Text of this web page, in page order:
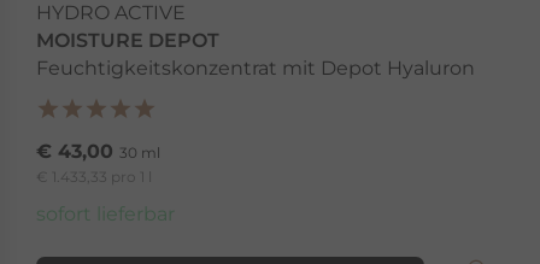
HYDRO ACTIVE
MOISTURE DEPOT
Feuchtigkeitskonzentrat mit Depot Hyaluron
€ 43,00 30 ml
€ 1.433,33 pro 1 l
sofort lieferbar